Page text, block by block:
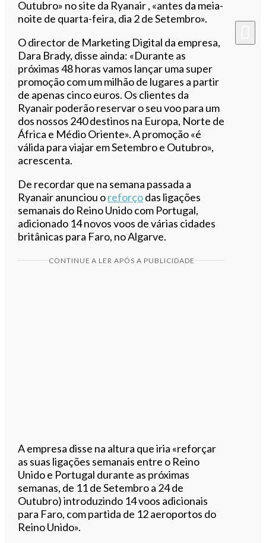
Outubro» no site da Ryanair , «antes da meia-
noite de quarta-feira, dia 2 de Setembro».
O director de Marketing Digital da empresa,
Dara Brady, disse ainda: «Durante as
próximas 48 horas vamos lançar uma super
promoção com um milhão de lugares a partir
de apenas cinco euros. Os clientes da
Ryanair poderão reservar o seu voo para um
dos nossos 240 destinos na Europa, Norte de
África e Médio Oriente». A promoção «é
válida para viajar em Setembro e Outubro»,
acrescenta.
De recordar que na semana passada a
Ryanair anunciou oreforçodas ligações
semanais do Reino Unido com Portugal,
adicionado 14 novos voos de várias cidades
britânicas para Faro, no Algarve.
CONTINUE A LER APÓS A PUBLICIDADE
A empresa disse na altura que iria «reforçar
as suas ligações semanais entre o Reino
Unido e Portugal durante as próximas
semanas, de 11 de Setembro a 24 de
Outubro) introduzindo 14 voos adicionais
para Faro, com partida de 12 aeroportos do
Reino Unido».